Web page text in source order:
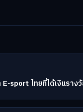
sport ไทยที่ได้เงินราง